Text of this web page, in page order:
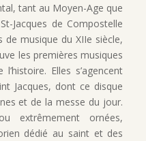
tant au Moyen-Age que
Jacques de Compostelle
de musique du XIIe siècle,
les premières musiques
Elles s’agencent
Jacques, dont ce disque
et de la messe du jour.
extrêmement ornées,
dédié au saint et des